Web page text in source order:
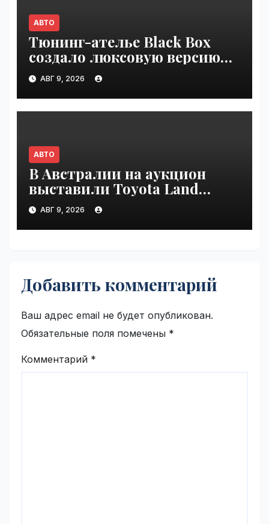
АВТО
Тюнинг-ателье Black Box
создало люксовую версию
Land Cruiser 70 | VseTime.ru
АВГ 9, 2026
АВТО
В Австралии на аукцион
выставили Toyota Land
Cruiser 200, проехавший 1
млн км | VseTime.ru
АВГ 9, 2026
Добавить комментарий
Ваш адрес email не будет опубликован.
Обязательные поля помечены *
Комментарий *